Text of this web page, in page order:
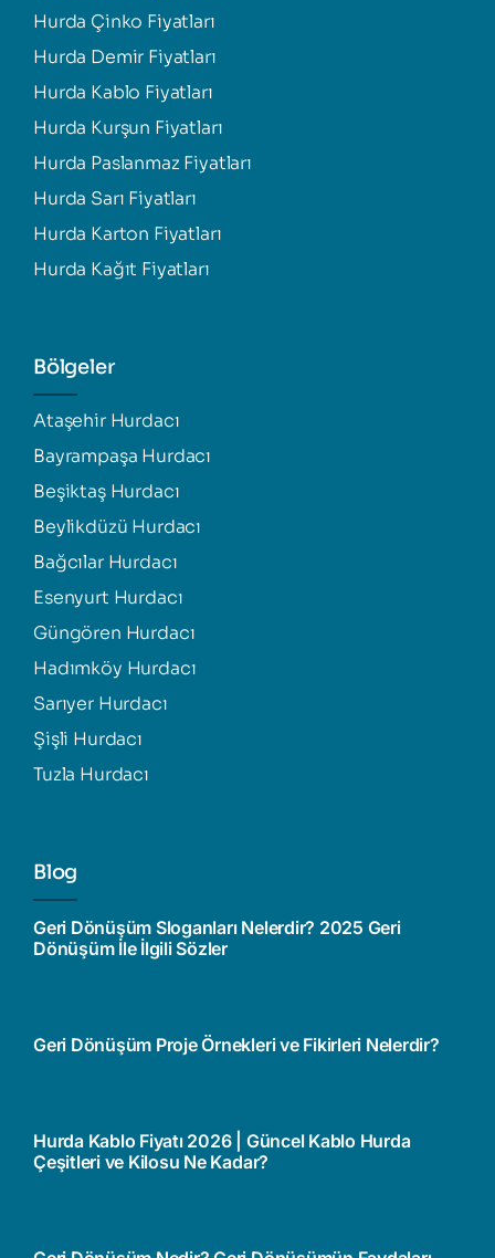
Hurda Çinko Fiyatları
Hurda Demir Fiyatları
Hurda Kablo Fiyatları
Hurda Kurşun Fiyatları
Hurda Paslanmaz Fiyatları
Hurda Sarı Fiyatları
Hurda Karton Fiyatları
Hurda Kağıt Fiyatları
Bölgeler
Ataşehir Hurdacı
Bayrampaşa Hurdacı
Beşiktaş Hurdacı
Beylikdüzü Hurdacı
Bağcılar Hurdacı
Esenyurt Hurdacı
Güngören Hurdacı
Hadımköy Hurdacı
Sarıyer Hurdacı
Şişli Hurdacı
Tuzla Hurdacı
Blog
Geri Dönüşüm Sloganları Nelerdir? 2025 Geri
Dönüşüm İle İlgili Sözler
Geri Dönüşüm Proje Örnekleri ve Fikirleri Nelerdir?
Hurda Kablo Fiyatı 2026 | Güncel Kablo Hurda
Çeşitleri ve Kilosu Ne Kadar?